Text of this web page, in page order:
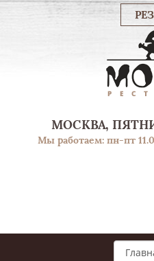
МОСКВА,
Мы работаем: пн-пт